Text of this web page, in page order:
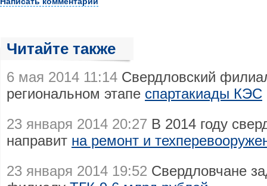
Читайте также
6 мая 2014 11:14 Свердловский
региональном этапе спартакиады КЭС
23 января 2014 20:27 В 2014 году
направит на ремонт и
23 января 2014 19:52 Свердловчане